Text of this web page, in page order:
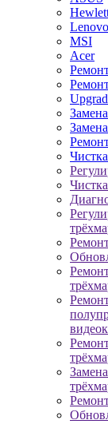
Lenovo
MSI
Acer